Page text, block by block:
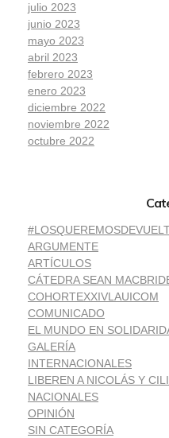
julio 2023
junio 2023
mayo 2023
abril 2023
febrero 2023
enero 2023
diciembre 2022
noviembre 2022
octubre 2022
ARGUMENTE
ARTÍCULOS
CÁTEDRA SEAN
COHORTEXXIVLAUICOM
COMUNICADO
EL MUNDO EN
GALERÍA
INTERNACIONALES
LIBEREN A NICOLÁS Y
NACIONALES
OPINIÓN
SIN CATEGORÍA